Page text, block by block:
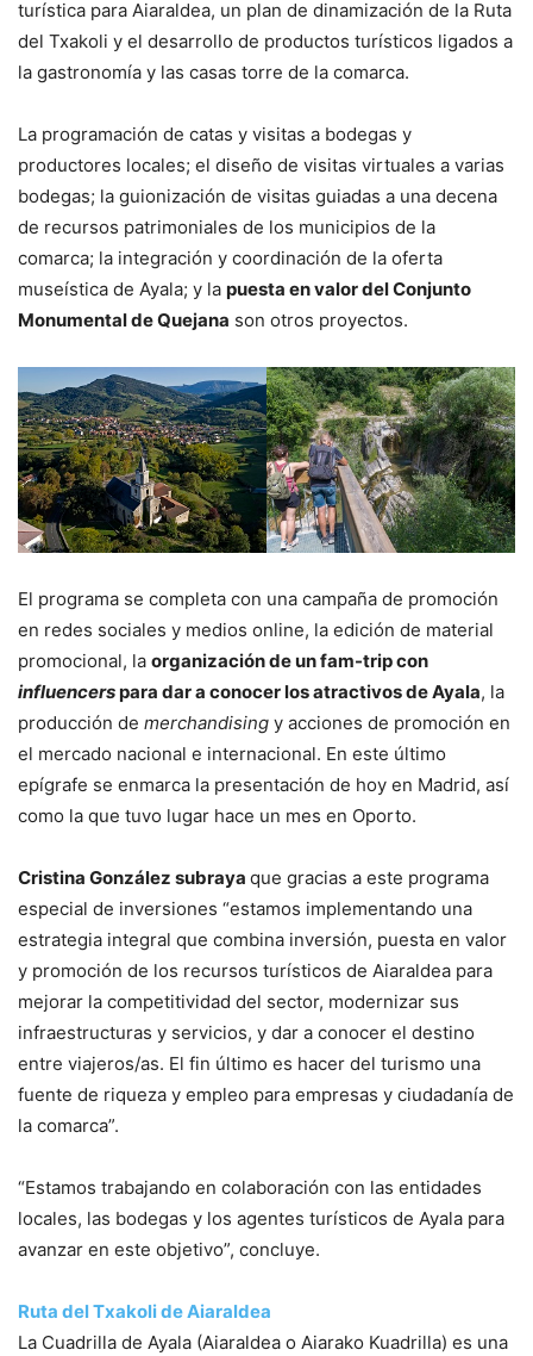
turística para Aiaraldea, un plan de dinamización de la Ruta
del Txakoli y el desarrollo de productos turísticos ligados a
la gastronomía y las casas torre de la comarca.
La programación de catas y visitas a bodegas y
productores locales; el diseño de visitas virtuales a varias
bodegas; la guionización de visitas guiadas a una decena
de recursos patrimoniales de los municipios de la
comarca; la integración y coordinación de la oferta
museística de Ayala; y la puesta en valor del Conjunto
Monumental de Quejana son otros proyectos.
El programa se completa con una campaña de promoción
en redes sociales y medios online, la edición de material
promocional, la organización de un fam-trip con
influencerspara dar a conocer los atractivos de Ayala, la
producción de merchandising y acciones de promoción en
el mercado nacional e internacional. En este último
epígrafe se enmarca la presentación de hoy en Madrid, así
como la que tuvo lugar hace un mes en Oporto.
Cristina González subraya que gracias a este programa
especial de inversiones “estamos implementando una
estrategia integral que combina inversión, puesta en valor
y promoción de los recursos turísticos de Aiaraldea para
mejorar la competitividad del sector, modernizar sus
infraestructuras y servicios, y dar a conocer el destino
entre viajeros/as. El fin último es hacer del turismo una
fuente de riqueza y empleo para empresas y ciudadanía de
la comarca”.
“Estamos trabajando en colaboración con las entidades
locales, las bodegas y los agentes turísticos de Ayala para
avanzar en este objetivo”, concluye.
Ruta del Txakoli de Aiaraldea
La Cuadrilla de Ayala (Aiaraldea o Aiarako Kuadrilla) es una